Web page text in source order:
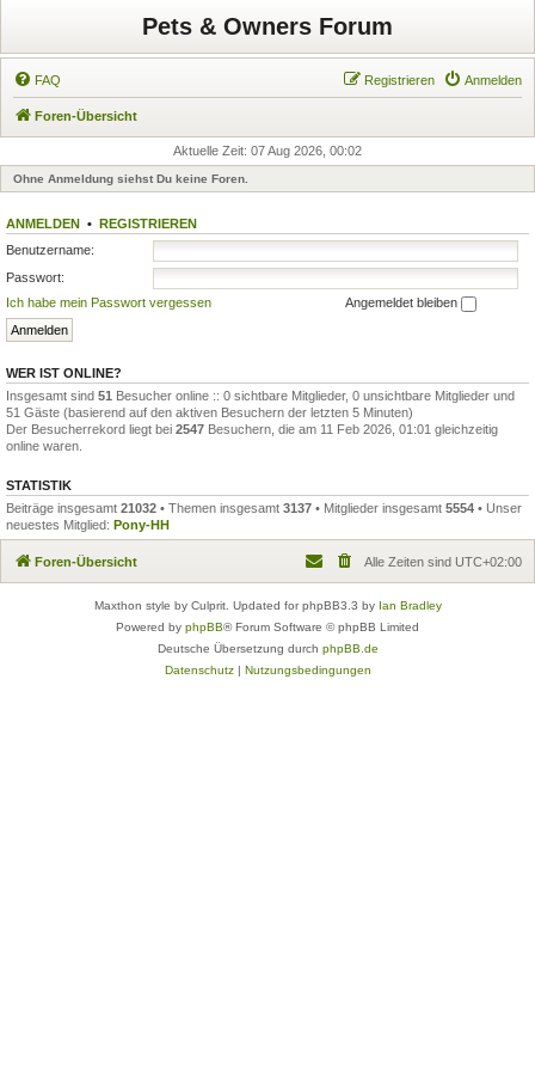
Pets & Owners Forum
FAQ Anmelden
Registrieren
Foren-Übersicht
Aktuelle Zeit: 07 Aug 2026, 00:02
Ohne Anmeldung siehst Du keine Foren.
ANMELDEN • REGISTRIEREN
Benutzername:
Passwort:
Ich habe mein Passwort vergessen
Angemeldet bleiben
WER IST ONLINE?
Insgesamt sind 51 Besucher online :: 0 sichtbare Mitglieder, 0 unsichtbare Mitglieder und
51 Gäste (basierend auf den aktiven Besuchern der letzten 5 Minuten)
Der Besucherrekord liegt bei 2547 Besuchern, die am 11 Feb 2026, 01:01 gleichzeitig
online waren.
STATISTIK
Beiträge insgesamt 21032 • Themen insgesamt 3137 • Mitglieder insgesamt 5554 • Unser
neuestes Mitglied: Pony-HH
Foren-Übersicht Alle Zeiten sind UTC+02:00
Maxthon style by Culprit. Updated for phpBB3.3 by Ian Bradley
Powered by phpBB® Forum Software © phpBB Limited
Deutsche Übersetzung durch phpBB.de
Datenschutz| Nutzungsbedingungen